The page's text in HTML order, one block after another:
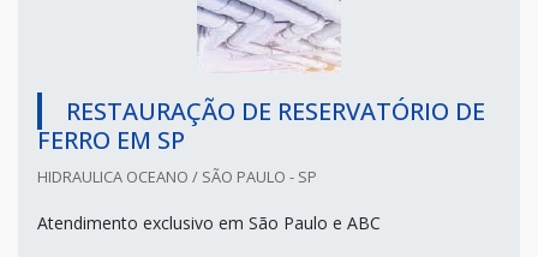
RESTAURAÇÃO DE RESERVATÓRIO DE
FERRO EM SP
HIDRAULICA OCEANO / SÃO PAULO - SP
Atendimento exclusivo em São Paulo e ABC